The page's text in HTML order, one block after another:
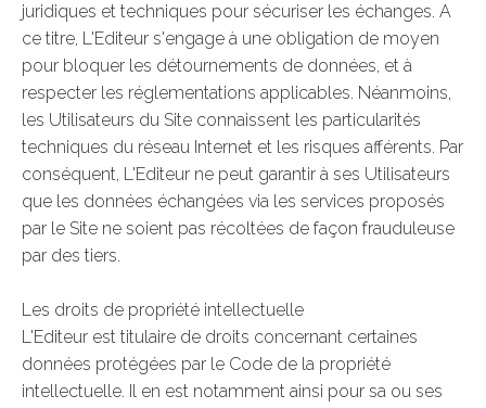
juridiques et techniques pour sécuriser les échanges. A
ce titre, L'Editeur s'engage à une obligation de moyen
pour bloquer les détournements de données, et à
respecter les réglementations applicables. Néanmoins,
les Utilisateurs du Site connaissent les particularités
techniques du réseau Internet et les risques afférents. Par
conséquent, L'Editeur ne peut garantir à ses Utilisateurs
que les données échangées via les services proposés
par le Site ne soient pas récoltées de façon frauduleuse
par des tiers.
Les droits de propriété intellectuelle
L'Editeur est titulaire de droits concernant certaines
données protégées par le Code de la propriété
intellectuelle. Il en est notamment ainsi pour sa ou ses